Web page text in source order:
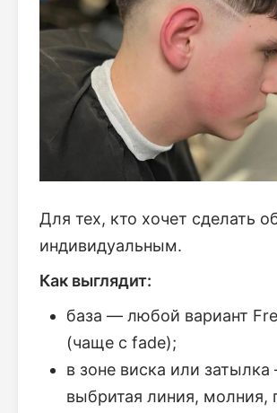
Для тех, кто хочет сделать
индивидуальным.
Как выглядит:
база — любой вариант
(чаще с fade);
в зоне виска или
выбритая линия, молния,